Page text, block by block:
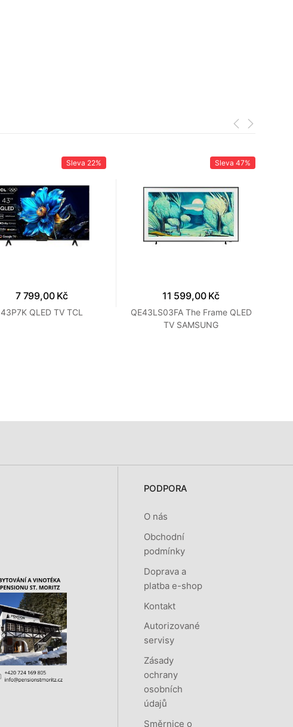
Sleva 22%
7 799,00 Kč
43P7K QLED TV TCL
Sleva 47%
11 599,00 Kč
QE43LS03FA The Frame QLED
TV SAMSUNG
PODPORA
O nás
Obchodní
podmínky
Doprava a
platba e-shop
Kontakt
Autorizované
servisy
Zásady
ochrany
osobních
údajů
Směrnice o